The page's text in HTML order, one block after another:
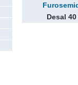
Furosemid
Desal